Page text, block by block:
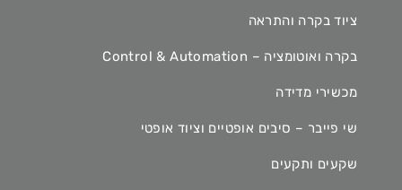
ציוד בקרה והתראה
בקרה ואוטומציה – Control & Automation
מכשירי מדידה
שי פייבר – סיבים אופטיים וציוד אופטי
שקעים ותקעים